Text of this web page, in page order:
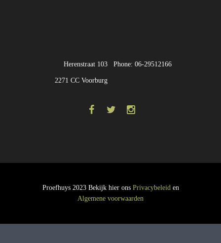
Phone: 06-29512166
Herenstraat 103
2271 CC Voorburg
Proefhuys 2023 Bekijk hier ons Privacybeleid en
Algemene voorwaarden